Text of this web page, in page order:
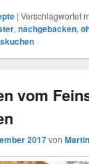
| Verschlagwortet
,nachgebacken,
vom
2017von